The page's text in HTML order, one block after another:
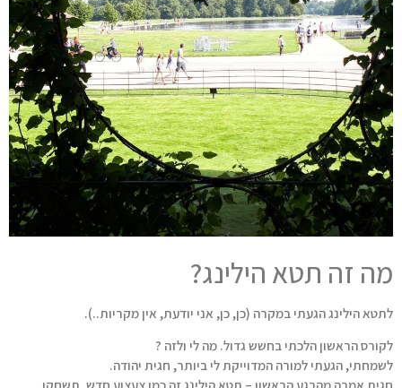
מה זה תטא הילינג?
לתטא הילינג הגעתי במקרה (כן, כן, אני יודעת, אין מקריות..).
לקורס הראשון הלכתי בחשש גדול. מה לי ולזה ?
לשמחתי, הגעתי למורה המדוייקת לי ביותר, חגית יהודה.